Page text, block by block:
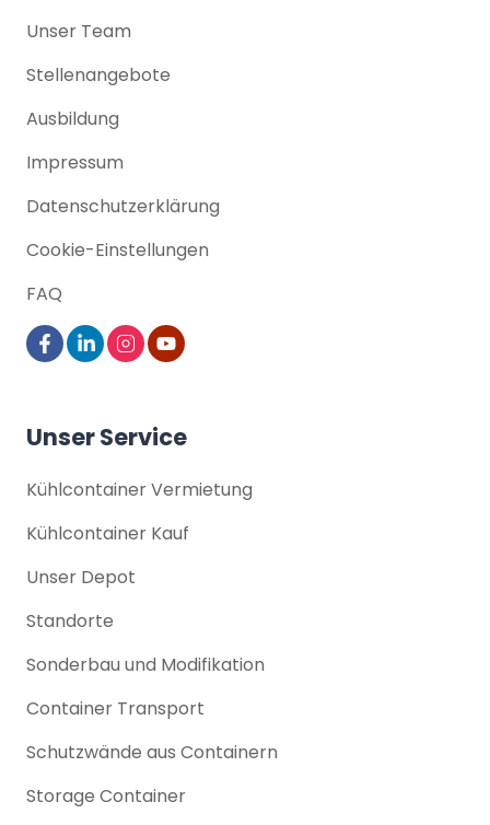
Unser Team
Stellenangebote
Ausbildung
Impressum
Datenschutz­erklärung
Cookie-Einstellungen
FAQ
Unser Service
Kühlcontainer Vermietung
Kühlcontainer Kauf
Unser Depot
Standorte
Sonderbau und Modifikation
Container Transport
Schutzwände aus Containern
Storage Container